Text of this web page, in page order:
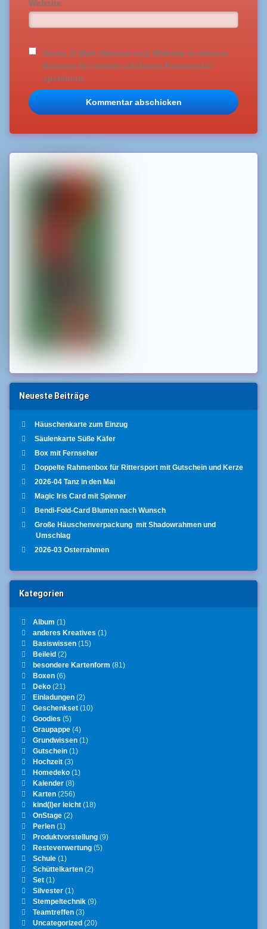
Website
Name, E-Mail-Adresse und Website in diesem
Browser für meinen nächsten Kommentar
speichern.
Neueste Beiträge
Häuschenkarte zum Einzug
Säulenkarte Süße Käfer
Box mit Fernseher
Doppelte Rahmenbox für Rittersport mit Gutschein und Kerze
2026-04 Tanz in den Mai
Magic Iris Card mit Spinner
Bendi-Fold-Card Blumen nach Wunsch
Große Häuschenverpackung mit Shadowrahmen und
Umschlag
2026-03 Osterrahmen
Kategorien
Album (1)
anderes Kreatives (1)
Basiswissen(15)
Beileid (2)
besondere Kartenform (81)
Boxen(6)
Deko(21)
Einladungen(2)
Geschenkset(10)
Goodies (5)
Graupappe(4)
Grundwissen(1)
Gutschein(1)
Hochzeit(3)
Homedeko(1)
Kalender(8)
Karten(256)
kind(l)er leicht(18)
OnStage(2)
Perlen(1)
Produktvorstellung(9)
Resteverwertung(5)
Schule(1)
Schüttelkarten(2)
Set(1)
Silvester(1)
Stempeltechnik(9)
Teamtreffen(3)
Uncategorized (20)